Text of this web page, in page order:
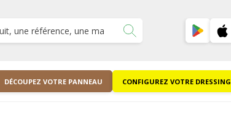
DÉCOUPEZ VOTRE PANNEAU CONFIGUREZ VOTRE DRESSING